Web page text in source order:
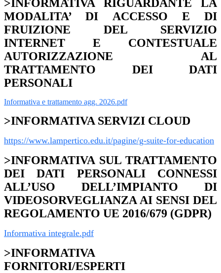
>INFORMATIVA RIGUARDANTE LA
MODALITA’ DI ACCESSO E DI
FRUIZIONE DEL SERVIZIO
INTERNET E CONTESTUALE
AUTORIZZAZIONE AL
TRATTAMENTO DEI DATI
PERSONALI
Informativa e trattamento agg. 2026.pdf
>INFORMATIVA SERVIZI CLOUD
https://www.lampertico.edu.it/pagine/g-suite-for-education
>INFORMATIVA SUL TRATTAMENTO
DEI DATI PERSONALI CONNESSI
ALL’USO DELL’IMPIANTO DI
VIDEOSORVEGLIANZA AI SENSI DEL
REGOLAMENTO UE 2016/679 (GDPR)
Informativa integrale.pdf
>INFORMATIVA
FORNITORI/ESPERTI